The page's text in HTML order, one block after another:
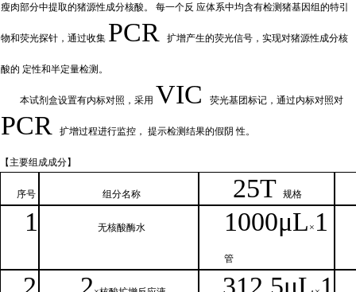
瘦肉部分中提取的猪源性成分核酸。 每一个反 应体系中均含有检测猪基因组的特引
物和荧光探针，通过收集 PCR 扩增产生的荧光信号，实现对猪源性成分核
酸的 定性和半定量检测。
本试剂盒设置有内标对照，采用 VIC 荧光基团标记，通过内标对照对
PCR 扩增过程进行监控， 提示检测结果的假阴 性。
【主要组 成成分】
序号 组分名称 25T 规格
1 无核酸酶水 1000μL × 1
管